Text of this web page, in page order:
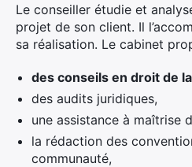
Le conseiller étudie et
projet de son client. Il
sa réalisation. Le cabinet
des conseils en droit de
des audits juridiques,
une assistance à maîtrise
la rédaction des
communauté,